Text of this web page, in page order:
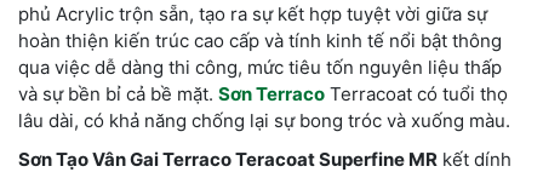
phủ Acrylic trộn sẵn, tạo ra sự kết hợp tuyệt vời giữa sự
hoàn thiện kiến trúc cao cấp và tính kinh tế nổi bật thông
qua việc dễ dàng thi công, mức tiêu tốn nguyên liệu thấp
và sự bền bỉ cả bề mặt. Sơn Terraco Terracoat có tuổi thọ
lâu dài, có khả năng chống lại sự bong tróc và xuống màu.
Sơn Tạo Vân Gai Terraco Teracoat Superfine MR kết dính